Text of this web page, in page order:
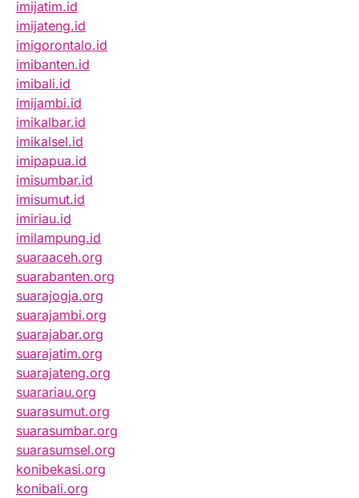
imijatim.id
imijateng.id
imigorontalo.id
imibanten.id
imibali.id
imijambi.id
imikalbar.id
imikalsel.id
imipapua.id
imisumbar.id
imisumut.id
imiriau.id
imilampung.id
suaraaceh.org
suarabanten.org
suarajogja.org
suarajambi.org
suarajabar.org
suarajatim.org
suarajateng.org
suarariau.org
suarasumut.org
suarasumbar.org
suarasumsel.org
konibekasi.org
konibali.org